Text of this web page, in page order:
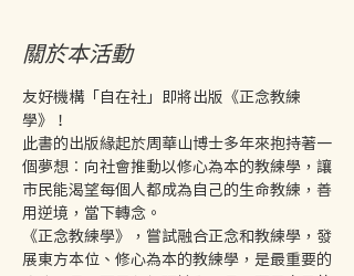
關於本活動
友好機構「自在社」即將出版《正念教練
學》！
此書的出版緣起於周華山博士多年來抱持著一
個夢想︰向社會推動以修心為本的教練學，讓
市民能渴望每個人都成為自己的生命教練，善
用逆境，當下轉念。
《正念教練學》，嘗試融合正念和教練學，發
展東方本位、修心為本的教練學，是最重要的